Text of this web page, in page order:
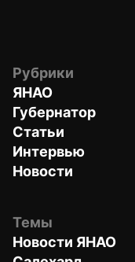
Рубрики
ЯНАО
Губернатор
Статьи
Интервью
Новости
Темы
Новости ЯНАО